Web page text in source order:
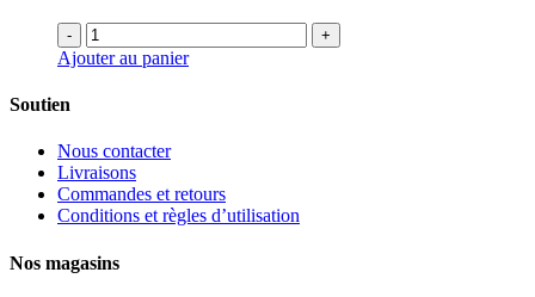
- +
Ajouter au panier
Soutien
Nous contacter
Livraisons
Commandes et retours
Conditions et règles d’utilisation
Nos magasins